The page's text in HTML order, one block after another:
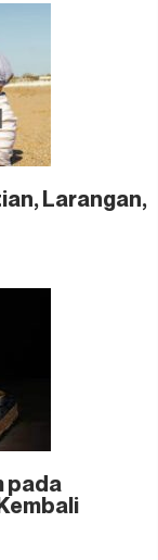
Larangan,
pada